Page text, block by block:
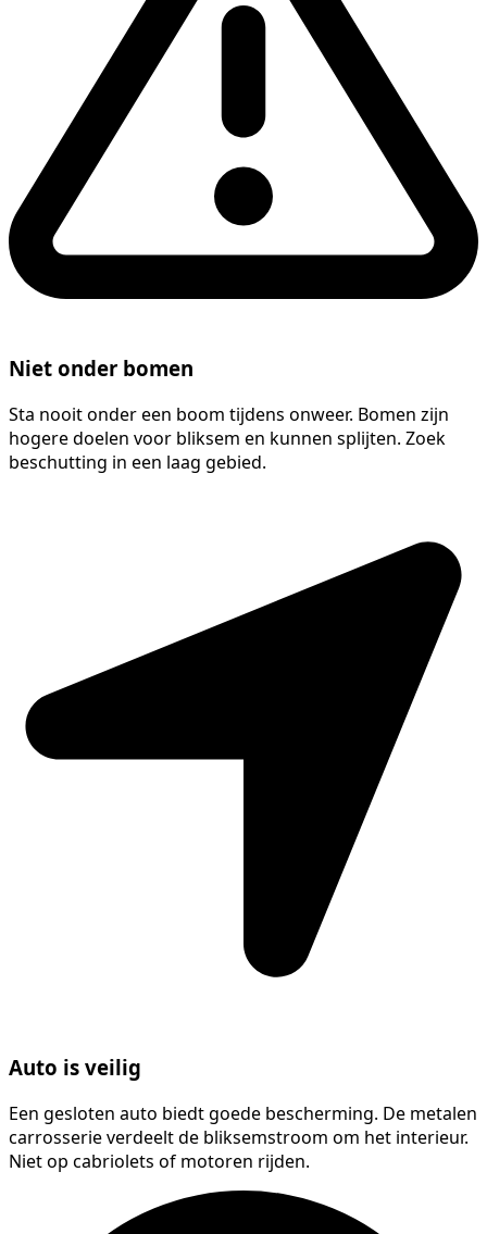
Niet onder bomen
Sta nooit onder een boom tijdens onweer. Bomen zijn
hogere doelen voor bliksem en kunnen splijten. Zoek
beschutting in een laag gebied.
Auto is veilig
Een gesloten auto biedt goede bescherming. De metalen
carrosserie verdeelt de bliksemstroom om het interieur.
Niet op cabriolets of motoren rijden.